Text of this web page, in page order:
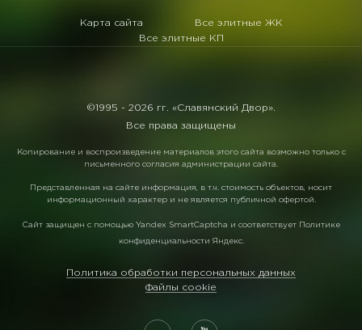
Карта сайта
Все элитные ЖК
Все элитные КП
©1995 - 2026 гг. «Славянский Двор».
Все права защищены
Копирование и воспроизведение материалов этого сайта возможно только с
письменного согласия администрации сайта.
Представленная на сайте информация, в т.ч. стоимость объектов, носит
информационный характер и не является публичной офертой.
Сайт защищен с помощью Yandex SmartCaptcha и соответствует Политике
конфиденциальности Яндекс.
Политика обработки персональных данных
Файлы cookie